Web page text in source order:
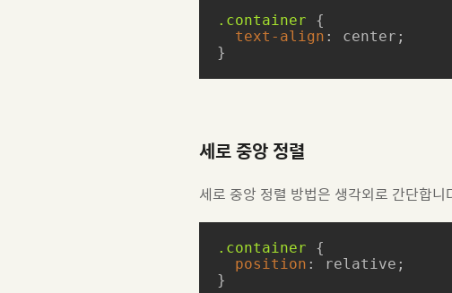
.container {
text-align : center;
}
세로 중앙 정렬
세로 중앙 정렬 방법은 생각외로 간단합
.container {
position : relative;
}